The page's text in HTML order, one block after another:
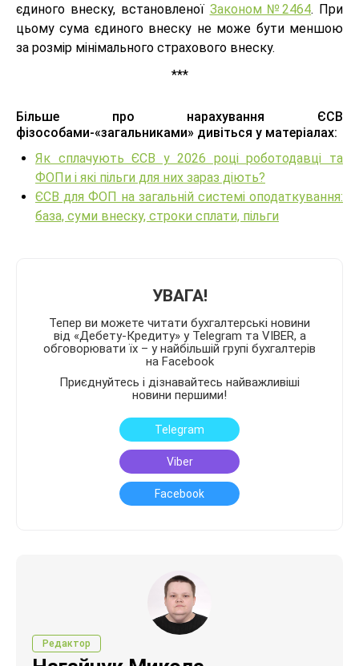
єдиного внеску, встановленої Законом №2464. При
цьому сума єдиного внеску не може бути меншою
за розмір мінімального страхового внеску.
***
Більше про нарахування ЄСВ
фізособами-«загальниками» дивіться у матеріалах:
Як сплачують ЄСВ у 2026 році роботодавці та
ФОПи і які пільги для них зараз діють?
ЄСВ для ФОП на загальній системі оподаткування:
база, суми внеску, строки сплати, пільги
УВАГА!
Тепер ви можете читати бухгалтерські новини
від «Дебету-Кредиту» у Telegram та VIBER, а
обговорювати їх – у найбільшій групі бухгалтерів
на Facebook
Приєднуйтесь і дізнавайтесь найважливіші
новини першими!
Telegram
Viber
Facebook
Редактор